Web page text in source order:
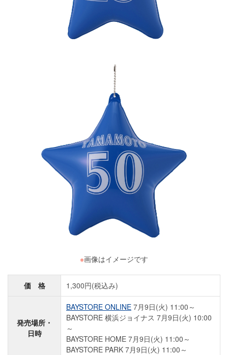
※画像はイメージです
価 格 1,300円(税込み)
発売場所・
日時
BAYSTORE ONLINE 7月9日(火) 11:00～
BAYSTORE 横浜ジョイナス 7月9日(火) 10:00
～
BAYSTORE HOME 7月9日(火) 11:00～
BAYSTORE PARK 7月9日(火) 11:00～